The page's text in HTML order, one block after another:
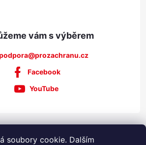
soubory cookie. Dalším
@prozachranu.cz
Facebook
YouTube